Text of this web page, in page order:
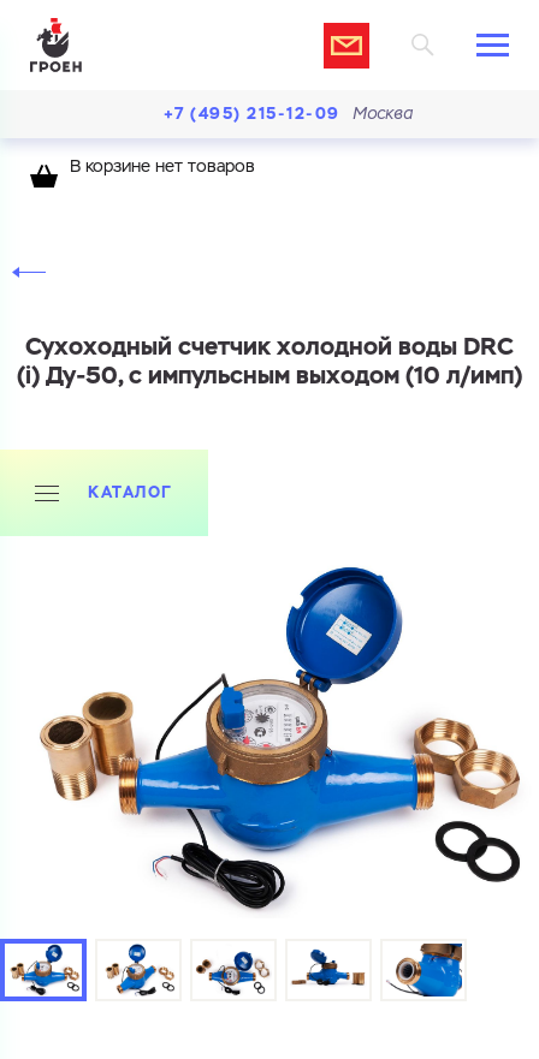
+7 (495) 215-12-09 Москва
В корзине нет товаров
Сухоходный счетчик холодной воды DRC
(i) Ду-50, с импульсным выходом (10 л/имп)
КАТАЛОГ